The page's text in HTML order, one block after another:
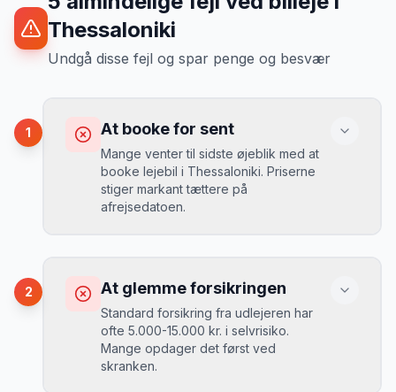
Thessaloniki
Undgå disse fejl og spar penge og besvær
1 At booke for sent
Mange venter til sidste øjeblik med at
booke lejebil i Thessaloniki. Priserne
stiger markant tættere på
afrejsedatoen.
Du betaler 30-50% mere, og de bedste
biler er udsolgt.
Løsning
2 At glemme forsikringen
Standard forsikring fra udlejeren har
ofte 5.000-15.000 kr. i selvrisiko.
Mange opdager det først ved
skranken.